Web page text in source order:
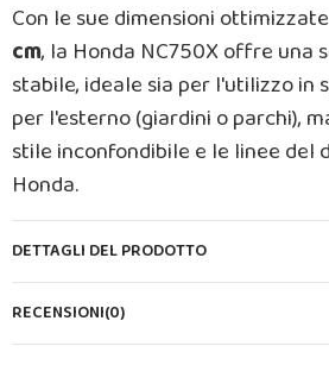
Con le sue dimensioni
cm, la Honda NC750X offre una
stabile, ideale sia per l'utilizzo in
per l'esterno (giardini o parchi),
stile inconfondibile e le linee del
Honda.
DETTAGLI DEL PRODOTTO
RECENSIONI(0)